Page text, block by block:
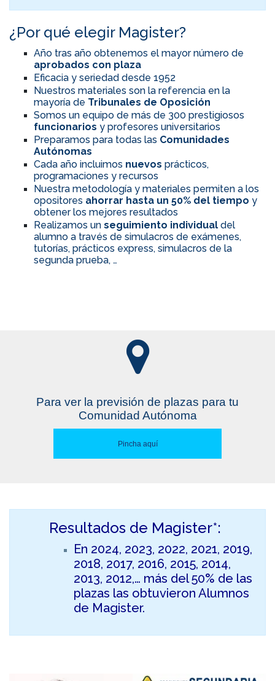
¿Por qué elegir Magister?
Año tras año obtenemos el mayor número de
aprobados con plaza
Eficacia y seriedad desde 1952
Nuestros materiales son la referencia en la
mayoría de Tribunales de Oposición
Somos un equipo de más de 300 prestigiosos
funcionarios y profesores universitarios
Preparamos para todas las Comunidades
Autónomas
Cada año incluimos nuevos prácticos,
programaciones y recursos
Nuestra metodología y materiales permiten a los
opositores ahorrar hasta un 50% del tiempo y
obtener los mejores resultados
Realizamos un seguimiento individual del
alumno a través de simulacros de exámenes,
tutorías, prácticos express, simulacros de la
segunda prueba, …
Para ver la previsión de plazas para tu
Comunidad Autónoma
Pincha aquí
Resultados de Magister*:
En 2024, 2023, 2022, 2021, 2019,
2018, 2017, 2016, 2015, 2014,
2013, 2012,… más del 50% de las
plazas las obtuvieron Alumnos
de Magister.